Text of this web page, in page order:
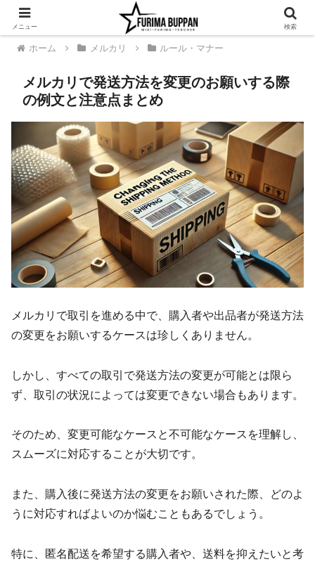
ホーム メルカリ ルール・マナー
メルカリで発送方法を変更のお願いする際
の例文と注意点まとめ
メルカリで取引を進める中で、購入者や出品者が発送方法
の変更をお願いするケースは珍しくありません。
しかし、すべての取引で発送方法の変更が可能とは限ら
ず、取引の状況によっては変更できない場合もあります。
そのため、変更可能なケースと不可能なケースを理解し、
スムーズに対応することが大切です。
また、購入後に発送方法の変更をお願いされた際、どのよ
うに対応すればよいのか悩むこともあるでしょう。
特に、匿名配送を希望する購入者や、送料を抑えたいと考
メニュー 検索